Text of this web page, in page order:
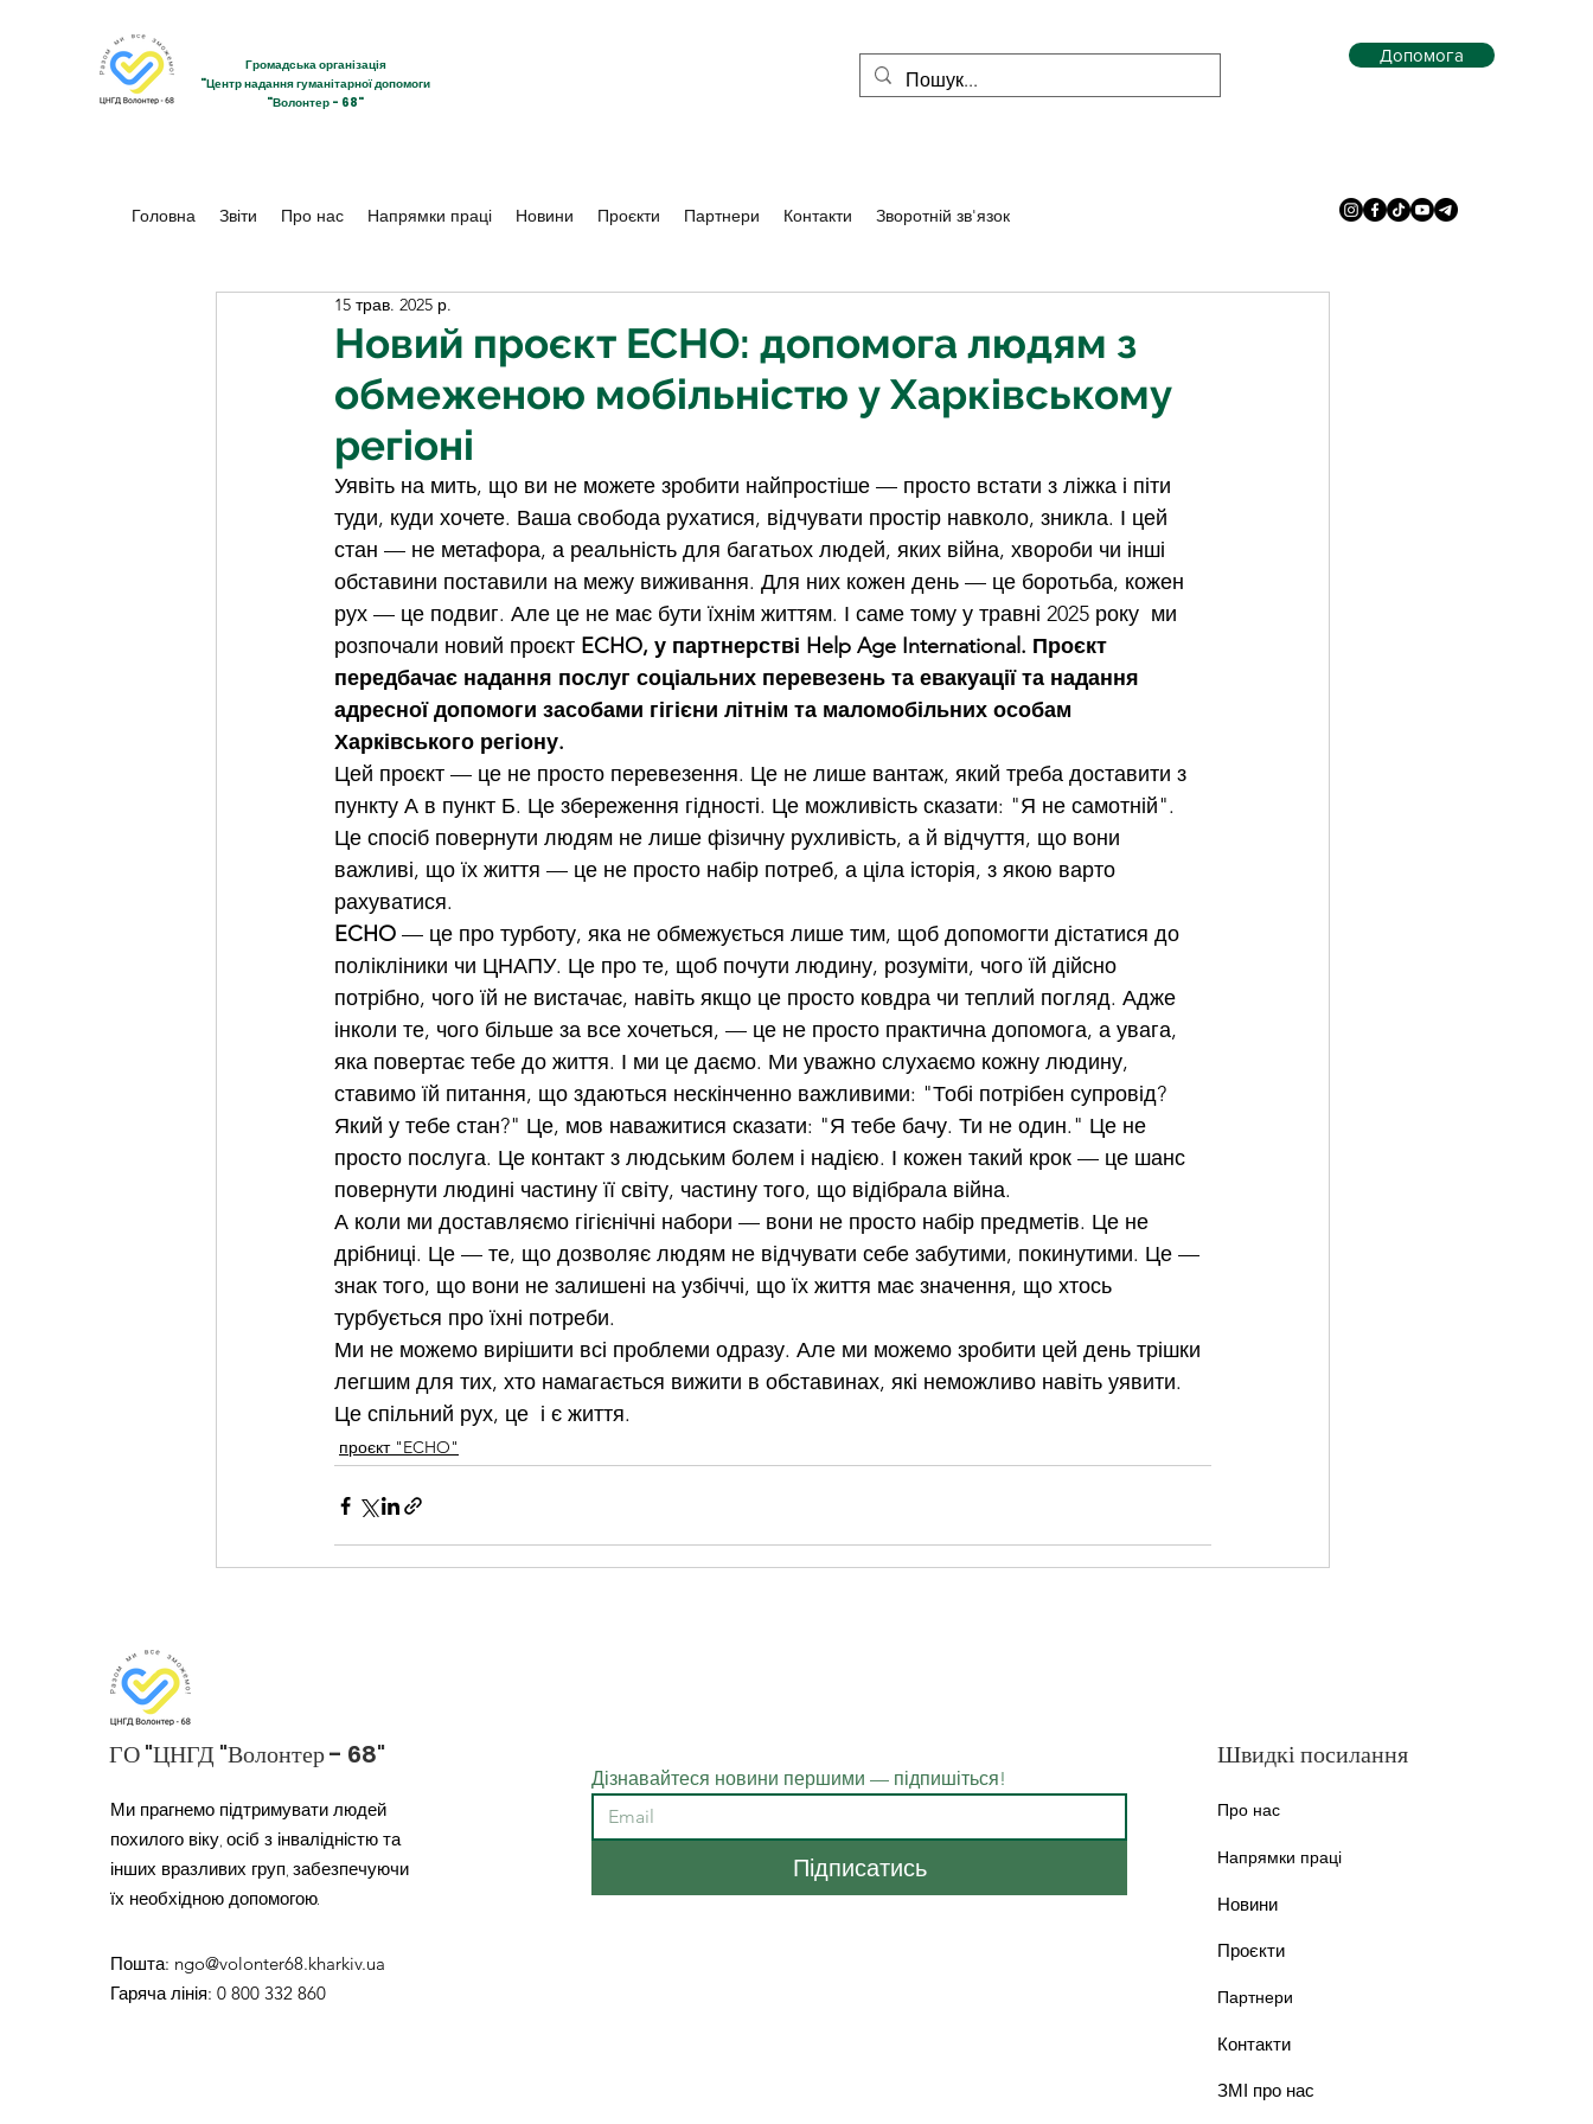
Громадська організація
"Центр надання гуманітарної допомоги
"Волонтер - 68"
Допомога
Головна Звіти Про нас Напрямки праці Новини Проєкти Партнери Контакти Зворотній зв'язок
Новий проєкт ECHO: допомога людям з
обмеженою мобільністю у Харківському
регіоні
15 трав. 2025 р.
Уявіть на мить, що ви не можете зробити найпростіше — просто встати з ліжка і піти
туди, куди хочете. Ваша свобода рухатися, відчувати простір навколо, зникла. І цей
стан — не метафора, а реальність для багатьох людей, яких війна, хвороби чи інші
обставини поставили на межу виживання. Для них кожен день — це боротьба, кожен
рух — це подвиг. Але це не має бути їхнім життям. І саме тому у травні 2025 року  ми
розпочали новий проєкт ECHO, у партнерстві Help Age International. Проєкт
передбачає надання послуг соціальних перевезень та евакуації та надання
адресної допомоги засобами гігієни літнім та маломобільних особам
Харківського регіону.
Цей проєкт — це не просто перевезення. Це не лише вантаж, який треба доставити з
пункту А в пункт Б. Це збереження гідності. Це можливість сказати: "Я не самотній".
Це спосіб повернути людям не лише фізичну рухливість, а й відчуття, що вони
важливі, що їх життя — це не просто набір потреб, а ціла історія, з якою варто
рахуватися.
ECHO — це про турботу, яка не обмежується лише тим, щоб допомогти дістатися до
полікліники чи ЦНАПУ. Це про те, щоб почути людину, розуміти, чого їй дійсно
потрібно, чого їй не вистачає, навіть якщо це просто ковдра чи теплий погляд. Адже
інколи те, чого більше за все хочеться, — це не просто практична допомога, а увага,
яка повертає тебе до життя. І ми це даємо. Ми уважно слухаємо кожну людину,
ставимо їй питання, що здаються нескінченно важливими: "Тобі потрібен супровід?
Який у тебе стан?" Це, мов наважитися сказати: "Я тебе бачу. Ти не один." Це не
просто послуга. Це контакт з людським болем і надією. І кожен такий крок — це шанс
повернути людині частину її світу, частину того, що відібрала війна.
А коли ми доставляємо гігієнічні набори — вони не просто набір предметів. Це не
дрібниці. Це — те, що дозволяє людям не відчувати себе забутими, покинутими. Це —
знак того, що вони не залишені на узбіччі, що їх життя має значення, що хтось
турбується про їхні потреби.
Ми не можемо вирішити всі проблеми одразу. Але ми можемо зробити цей день трішки
легшим для тих, хто намагається вижити в обставинах, які неможливо навіть уявити.
Це спільний рух, це  і є життя.
проєкт "ECHO"
ГО "ЦНГД "Волонтер - 68"
Ми прагнемо підтримувати людей
похилого віку, осіб з інвалідністю та
інших вразливих груп, забезпечуючи
їх необхідною допомогою.
Пошта: ngo@volonter68.kharkiv.ua
Гаряча лінія: 0 800 332 860
Дізнавайтеся новини першими — підпишіться!
Підписатись
Швидкі посилання
Про нас
Напрямки праці
Новини
Проєкти
Партнери
Контакти
ЗМІ про нас